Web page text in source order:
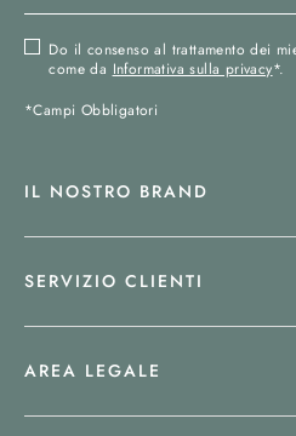
Do il consenso al trattamento dei
come da Informativa sulla privacy*.
*Campi Obbligatori
IL NOSTRO BRAND
SERVIZIO CLIENTI
AREA LEGALE